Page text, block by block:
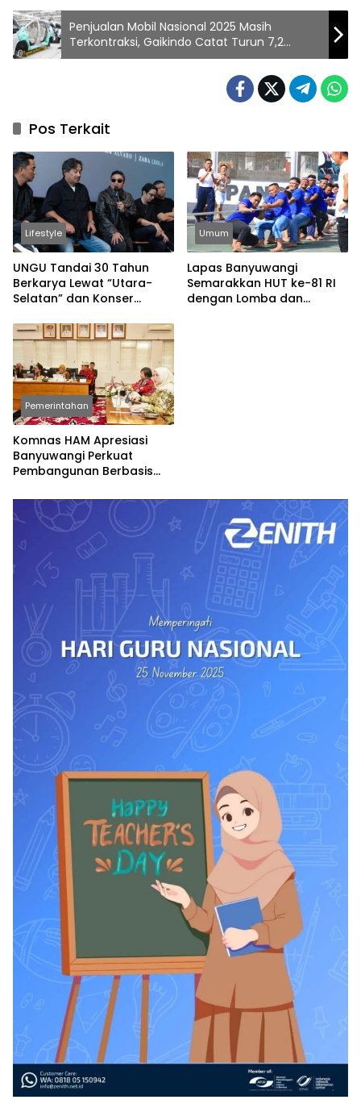
Penjualan Mobil Nasional 2025 Masih
Terkontraksi, Gaikindo Catat Turun 7,2
Persen
Pos Terkait
Lifestyle
UNGU Tandai 30 Tahun
Berkarya Lewat “Utara-
Selatan” dan Konser
Umum
Lapas Banyuwangi
Semarakkan HUT ke-81 RI
dengan Lomba dan
Pemerintahan
Komnas HAM Apresiasi
Banyuwangi Perkuat
Pembangunan Berbasis